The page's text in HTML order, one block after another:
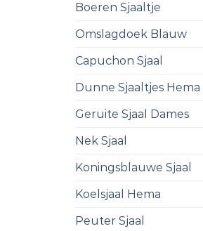
Boeren Sjaaltje
Omslagdoek Blauw
Capuchon Sjaal
Dunne Sjaaltjes Hema
Geruite Sjaal Dames
Nek Sjaal
Koningsblauwe Sjaal
Koelsjaal Hema
Peuter Sjaal